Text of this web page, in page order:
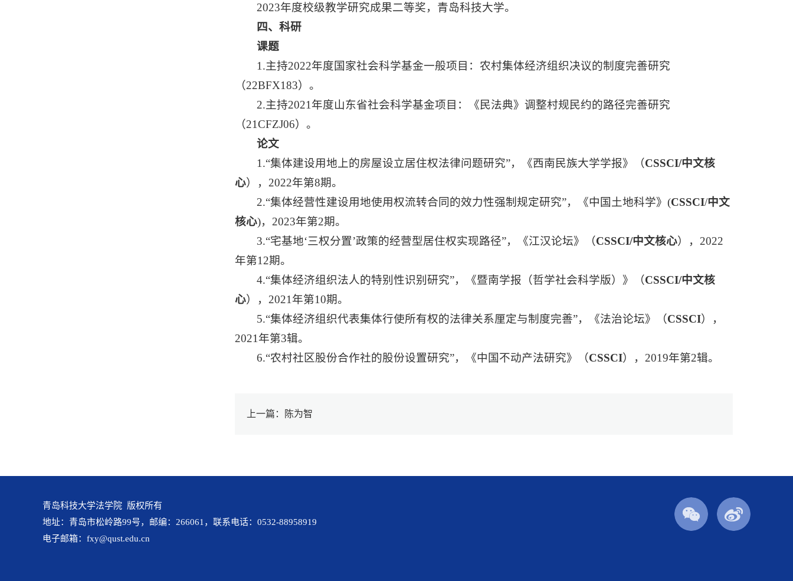
2023年度校级教学研究成果二等奖，青岛科技大学。
四、科研
课题
1.主持2022年度国家社会科学基金一般项目：农村集体经济组织决议的制度完善研究
（22BFX183）。
2.主持2021年度山东省社会科学基金项目：《民法典》调整村规民约的路径完善研究
（21CFZJ06）。
论文
1.“集体建设用地上的房屋设立居住权法律问题研究”，《西南民族大学学报》（CSSCI/中文核
心），2022年第8期。
2.“集体经营性建设用地使用权流转合同的效力性强制规定研究”，《中国土地科学》(CSSCI/中文
核心)，2023年第2期。
3.“宅基地‘三权分置’政策的经营型居住权实现路径”，《江汉论坛》（CSSCI/中文核心），2022
年第12期。
4.“集体经济组织法人的特别性识别研究”，《暨南学报（哲学社会科学版）》（CSSCI/中文核
心），2021年第10期。
5.“集体经济组织代表集体行使所有权的法律关系厘定与制度完善”，《法治论坛》（CSSCI），
2021年第3辑。
6.“农村社区股份合作社的股份设置研究”，《中国不动产法研究》（CSSCI），2019年第2辑。
上一篇：陈为智
青岛科技大学法学院 版权所有
地址：青岛市松岭路99号，邮编：266061，联系电话：0532-88958919
电子邮箱：fxy@qust.edu.cn